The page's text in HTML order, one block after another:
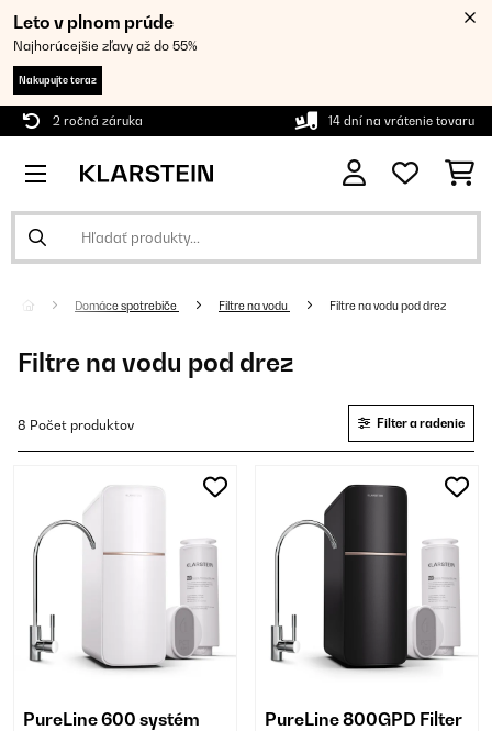
Leto v plnom prúde
Najhorúcejšie zľavy až do 55%
Nakupujte teraz
2 ročná záruka 14 dní na vrátenie tovaru
Domáce spotrebiče Filtre na vodu Filtre na vodu pod drez
Filtre na vodu pod drez
8 Počet produktov Filter a radenie
PureLine 600 systém
PureLine 800GPD Filter